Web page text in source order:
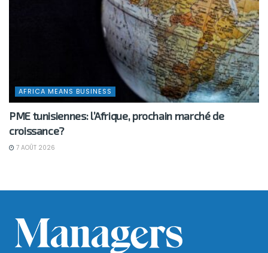
AFRICA MEANS BUSINESS
PME tunisiennes: l’Afrique, prochain marché de
croissance?
7 AOÛT 2026